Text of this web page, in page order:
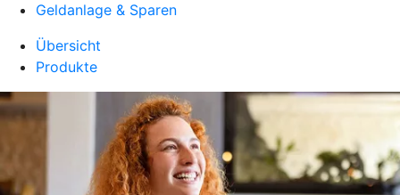
Geldanlage & Sparen
Übersicht
Produkte